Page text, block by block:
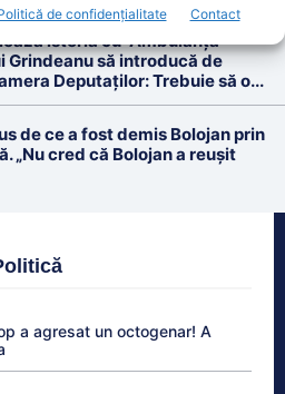
de confidențialitate Contact
isteria cu ”Ambulanța
Grindeanu să introducă de
Deputaților: Trebuie să o...
de ce a fost demis Bolojan prin
„Nu cred că Bolojan a reușit
a agresat un octogenar! A